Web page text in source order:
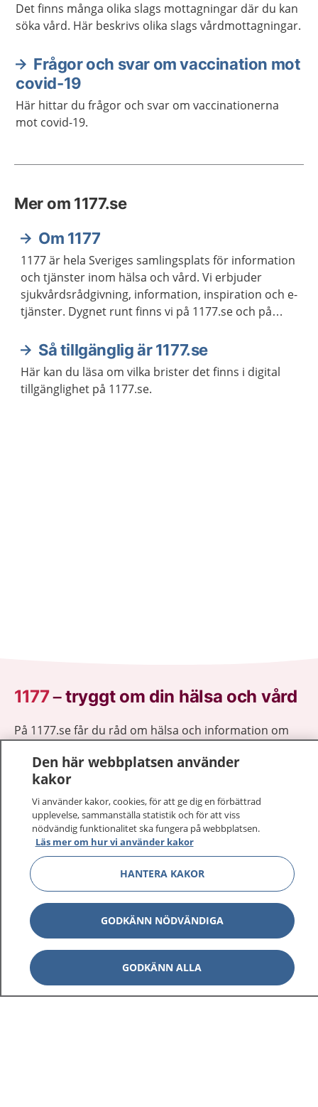
Det finns många olika slags mottagningar där du kan
söka vård. Här beskrivs olika slags vårdmottagningar.
Frågor och svar om vaccination mot
covid-19
Här hittar du frågor och svar om vaccinationerna
mot covid-19.
Mer om 1177.se
Om 1177
1177 är hela Sveriges samlingsplats för information
och tjänster inom hälsa och vård. Vi erbjuder
sjukvårdsrådgivning, information, inspiration och e-
tjänster. Dygnet runt finns vi på 1177.se och på
Så tillgänglig är 1177.se
Här kan du läsa om vilka brister det finns i digital
tillgänglighet på 1177.se.
1177–tryggt om din hälsa och vård
På 1177.se får du råd om hälsa och information om
Logga in för att läsa din journal och göra dina
vårdärenden. Ring telefonnummer 1177 för
sjukvårdsrådgivning dygnet runt.
1177 ger dig råd när du vill må bättre.
1177 på flera språk Visa
Om 1177
Kontakt Visa
Den här webbplatsen använder
kakor
Vi använder kakor, cookies, för att ge dig en förbättrad
upplevelse, sammanställa statistik och för att viss
nödvändig funktionalitet ska fungera på webbplatsen.
Läs mer om hur vi använder kakor
HANTERA KAKOR
GODKÄNN NÖDVÄNDIGA
GODKÄNN ALLA